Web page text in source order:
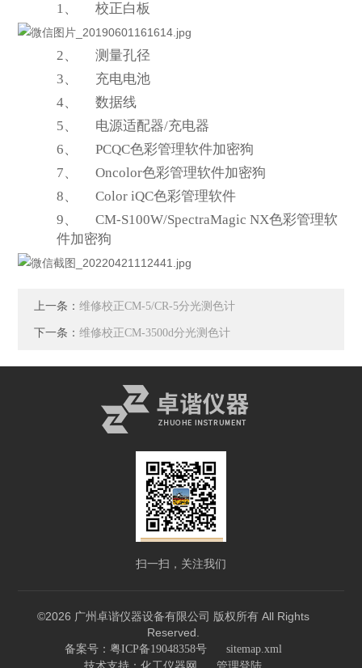
1、
校正白板
2、
测量孔径
3、
充电电池
4、
数据线
5、
电源适配器/充电器
6、
PCQC色彩管理软件加密狗
7、
Oncolor色彩管理软件加密狗
8、
Color iQC色彩管理软件
9、
CM-S100W/SpectraMagic NX色彩管理软
件加密狗
上一条：维修校正CM-5/CR-5分光测色计
下一条：维修校正CM-3500d分光测色计
扫一扫，关注我们
©2026 广州卓谐仪器设备有限公司 版权所有 All Rights
Reserved.
备案号：粤ICP备19048358号 sitemap.xml